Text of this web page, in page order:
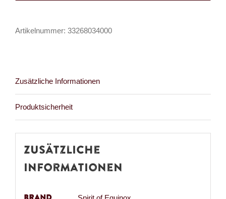
Menge
Artikelnummer: 33268034000
Zusätzliche Informationen
Produktsicherheit
Zusätzliche
Informationen